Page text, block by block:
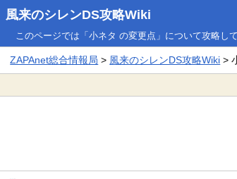
風来のシレンDS攻略Wiki
このページでは「小ネタ の変更点」について攻略して
ZAPAnet総合情報局 > 風来のシレンDS攻略Wiki >